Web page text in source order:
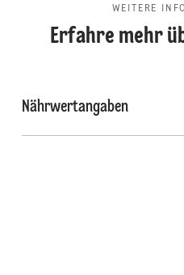
WEITERE
Erfahre mehr
Nährwertangaben